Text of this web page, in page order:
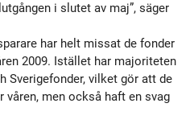
i slutet av maj”, säger
har helt missat de fonder
2009. Istället har majoriteten
Sverigefonder, vilket gör att de
våren, men också haft en svag